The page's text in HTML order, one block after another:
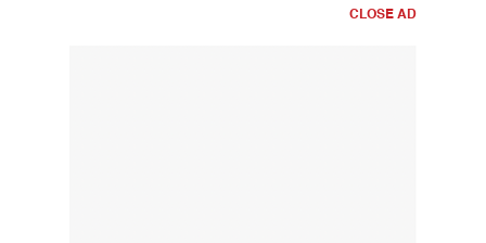
CLOSE AD